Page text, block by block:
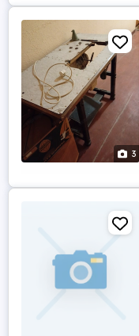
3